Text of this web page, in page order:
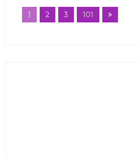
1 2 3 101